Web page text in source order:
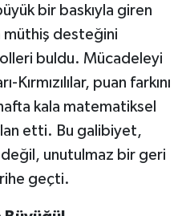
bir baskıyla giren
müthiş desteğini
buldu. Mücadeleyi
Kırmızılılar, puan farkını
kala matematiksel
etti. Bu galibiyet,
unutulmaz bir geri
geçti.